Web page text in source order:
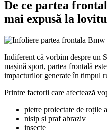
De ce partea
mai expusă la
Indiferent că vorbim despre un
mașină sport, partea frontală
impacturilor generate în timpul
Printre factorii care afectează
pietre proiectate de roțile
nisip și praf abraziv
insecte